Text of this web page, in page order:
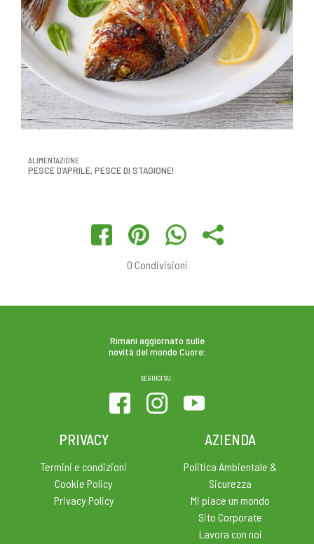
ALIMENTAZIONE
PESCE D’APRILE, PESCE DI STAGIONE!
0 Condivisioni
Rimani aggiornato sulle
novità del mondo Cuore:
SEGUICI SU:
PRIVACY
Termini e condizioni
Cookie Policy
Privacy Policy
AZIENDA
Politica Ambientale &
Sicurezza
Mi piace un mondo
Sito Corporate
Lavora con noi